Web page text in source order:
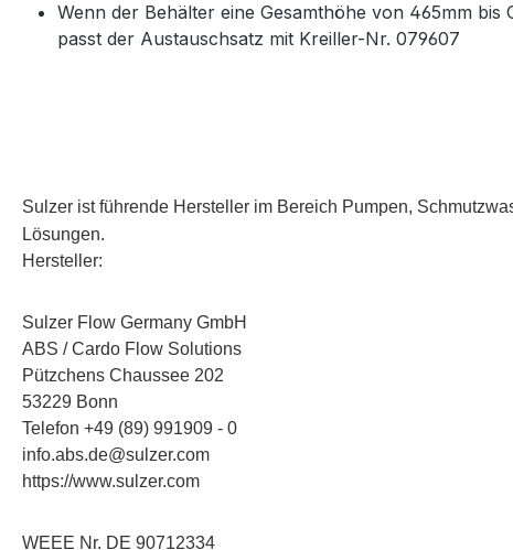
Wenn der Behälter eine Gesamthöhe von 465mm
passt der Austauschsatz mit Kreiller-Nr. 079607
Sulzer ist führende Hersteller im Bereich Pumpen,
Lösungen.
Hersteller:
Sulzer Flow Germany GmbH
ABS / Cardo Flow Solutions
Pützchens Chaussee 202
53229 Bonn
Telefon +49 (89) 991909 - 0
info.abs.de@sulzer.com
https://www.sulzer.com
WEEE Nr. DE 90712334